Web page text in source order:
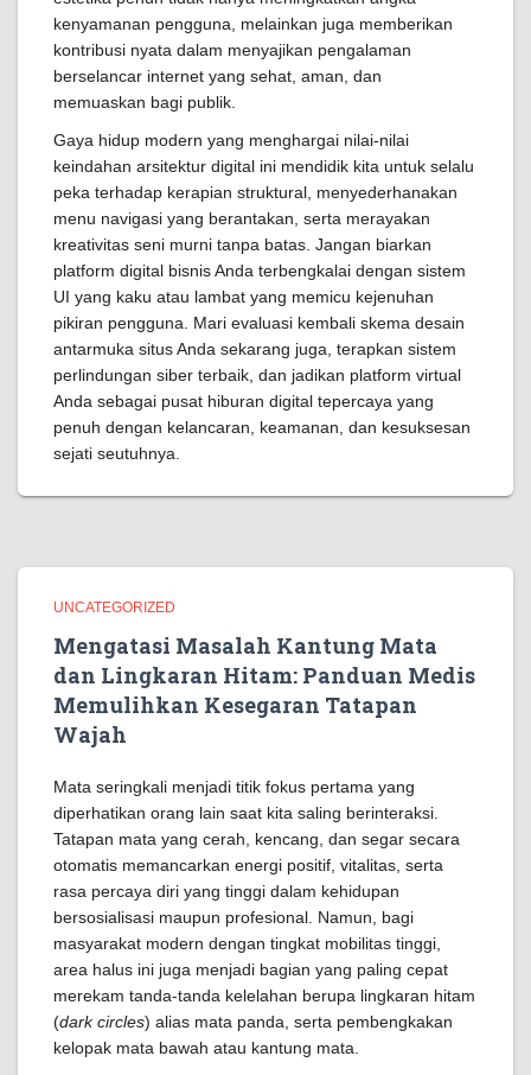
kenyamanan pengguna, melainkan juga memberikan
kontribusi nyata dalam menyajikan pengalaman
berselancar internet yang sehat, aman, dan
memuaskan bagi publik.
Gaya hidup modern yang menghargai nilai-nilai
keindahan arsitektur digital ini mendidik kita untuk selalu
peka terhadap kerapian struktural, menyederhanakan
menu navigasi yang berantakan, serta merayakan
kreativitas seni murni tanpa batas. Jangan biarkan
platform digital bisnis Anda terbengkalai dengan sistem
UI yang kaku atau lambat yang memicu kejenuhan
pikiran pengguna. Mari evaluasi kembali skema desain
antarmuka situs Anda sekarang juga, terapkan sistem
perlindungan siber terbaik, dan jadikan platform virtual
Anda sebagai pusat hiburan digital tepercaya yang
penuh dengan kelancaran, keamanan, dan kesuksesan
sejati seutuhnya.
UNCATEGORIZED
Mengatasi Masalah Kantung Mata
dan Lingkaran Hitam: Panduan Medis
Memulihkan Kesegaran Tatapan
Wajah
Mata seringkali menjadi titik fokus pertama yang
diperhatikan orang lain saat kita saling berinteraksi.
Tatapan mata yang cerah, kencang, dan segar secara
otomatis memancarkan energi positif, vitalitas, serta
rasa percaya diri yang tinggi dalam kehidupan
bersosialisasi maupun profesional. Namun, bagi
masyarakat modern dengan tingkat mobilitas tinggi,
area halus ini juga menjadi bagian yang paling cepat
merekam tanda-tanda kelelahan berupa lingkaran hitam
(dark circles) alias mata panda, serta pembengkakan
kelopak mata bawah atau kantung mata.